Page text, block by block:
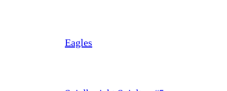
Eagles